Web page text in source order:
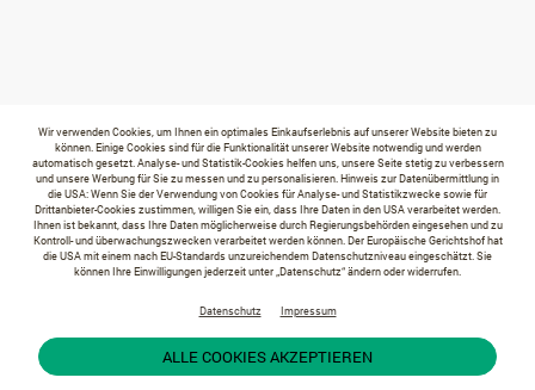
Wir verwenden Cookies, um Ihnen ein optimales Einkaufserlebnis auf unserer Website bieten zu
können. Einige Cookies sind für die Funktionalität unserer Website notwendig und werden
automatisch gesetzt. Analyse- und Statistik-Cookies helfen uns, unsere Seite stetig zu verbessern
und unsere Werbung für Sie zu messen und zu personalisieren. Hinweis zur Datenübermittlung in
die USA: Wenn Sie der Verwendung von Cookies für Analyse- und Statistikzwecke sowie für
Drittanbieter-Cookies zustimmen, willigen Sie ein, dass Ihre Daten in den USA verarbeitet werden.
Ihnen ist bekannt, dass Ihre Daten möglicherweise durch Regierungsbehörden eingesehen und zu
Kontroll- und überwachungszwecken verarbeitet werden können. Der Europäische Gerichtshof hat
die USA mit einem nach EU-Standards unzureichendem Datenschutzniveau eingeschätzt. Sie
können Ihre Einwilligungen jederzeit unter „Datenschutz“ ändern oder widerrufen.
Datenschutz Impressum
ALLE COOKIES AKZEPTIEREN